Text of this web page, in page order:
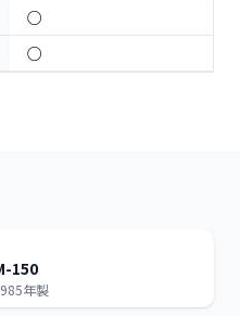
○
○
150
年製